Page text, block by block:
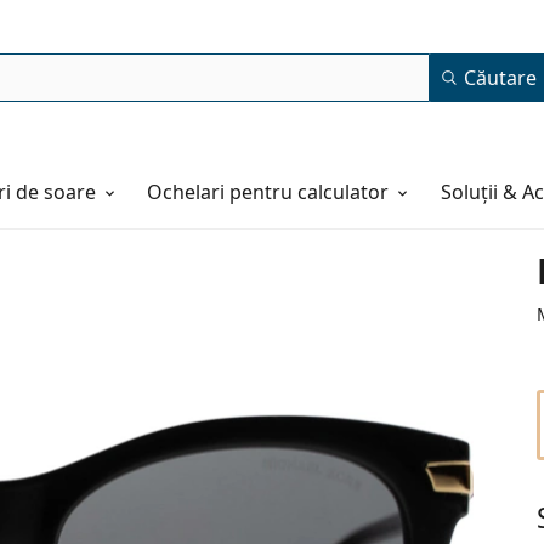
Căutare
de soare Ochelari pentru calculator Soluții &